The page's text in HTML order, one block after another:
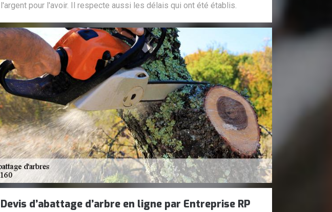
l'argent pour l'avoir. Il respecte aussi les délais qui ont été établis.
Devis d’abattage d’arbre en ligne par Entreprise RP